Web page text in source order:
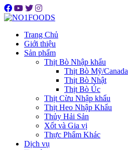
Trang Chủ
Giới thiệu
Sản phẩm
Thịt Bò Nhập khẩu
Thịt Bò Mỹ/Canada
Thịt Bò Nhật
Thịt Bò Úc
Thịt Cừu Nhập khẩu
Thịt Heo Nhập Khẩu
Thủy Hải Sản
Xốt và Gia vị
Thực Phẩm Khác
Dịch vụ